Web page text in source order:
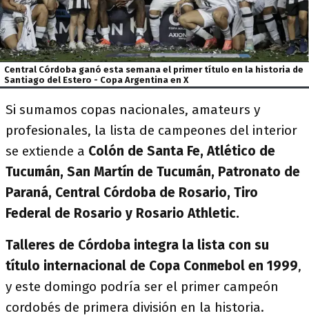
Central Córdoba ganó esta semana el primer título en la historia de
Santiago del Estero - Copa Argentina en X
Si sumamos copas nacionales, amateurs y
profesionales, la lista de campeones del interior
se extiende a Colón de Santa Fe, Atlético de
Tucumán, San Martín de Tucumán, Patronato de
Paraná, Central Córdoba de Rosario, Tiro
Federal de Rosario y Rosario Athletic.
Talleres de Córdoba integra la lista con su
título internacional de Copa Conmebol en 1999,
y este domingo podría ser el primer campeón
cordobés de primera división en la historia.